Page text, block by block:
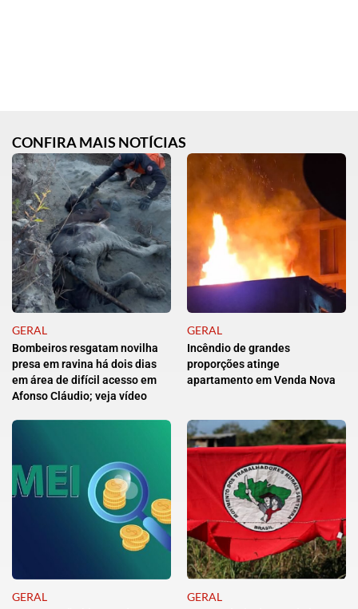
CONFIRA MAIS NOTÍCIAS
GERAL
Bombeiros resgatam novilha
presa em ravina há dois dias
em área de difícil acesso em
Afonso Cláudio; veja vídeo
GERAL
Incêndio de grandes
proporções atinge
apartamento em Venda Nova
GERAL GERAL